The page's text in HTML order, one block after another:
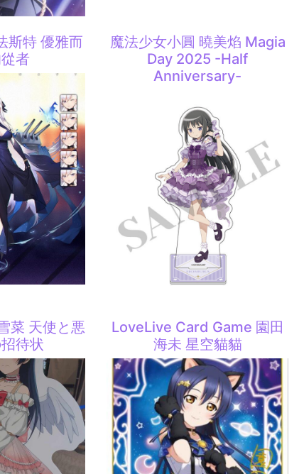
斯特 優雅而
者
魔法少女小圓 曉美焰 Magia
Day 2025 -Half
Anniversary-
菜 天使と悪
待状
LoveLive Card Game 園田
海未 星空貓貓